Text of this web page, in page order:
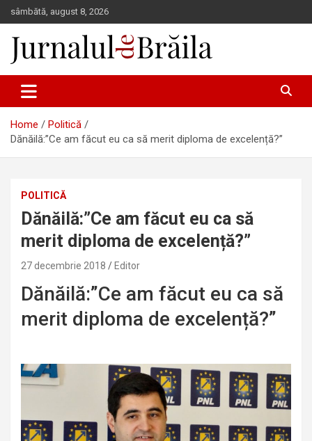
Skip
to
content
sâmbătă, august 8, 2026
Jurnalul de Brăila
Home
Politică
Dănăilă:”Ce am făcut eu ca să merit diploma de excelență?”
POLITICĂ
Dănăilă:”Ce am făcut eu ca să
merit diploma de excelență?”
27 decembrie 2018 Editor
Dănăilă:”Ce am făcut eu ca să
merit diploma de excelență?”